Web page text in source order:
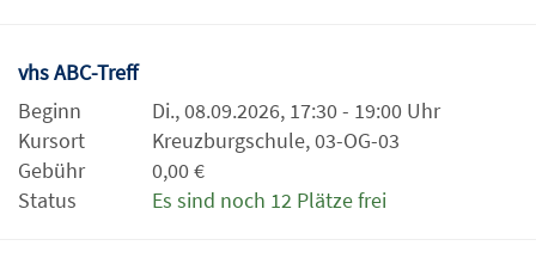
vhs ABC-Treff
Beginn
Di., 08.09.2026, 17:30 - 19:00 Uhr
Kursort
Kreuzburgschule, 03-OG-03
Gebühr
0,00 €
Status
Es sind noch 12 Plätze frei